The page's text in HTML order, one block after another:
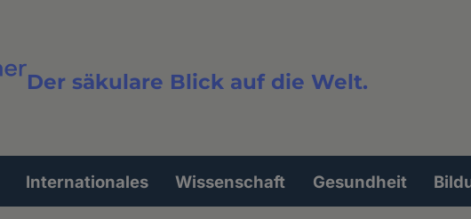
Der säkulare Blick auf die Welt.
Volltextsuche
Internationales Wissenschaft Gesundheit